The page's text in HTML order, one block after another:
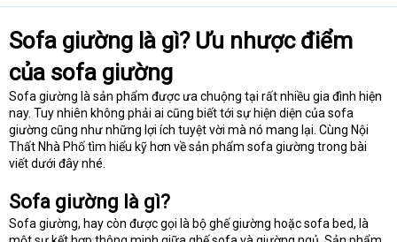
t
e
Sofa giường là gì? Ưu nhược điểm
của sofa giường
Sofa giường là sản phẩm được ưa chuộng tại rất nhiều gia đình hiện
nay. Tuy nhiên không phải ai cũng biết tới sự hiện diện của sofa
giường cũng như những lợi ích tuyệt vời mà nó mang lại. Cùng Nội
Thất Nhà Phố tìm hiểu kỹ hơn về sản phẩm sofa giường trong bài
viết dưới đây nhé.
Sofa giường là gì?
Sofa giường, hay còn được gọi là bộ ghế giường hoặc sofa bed, là